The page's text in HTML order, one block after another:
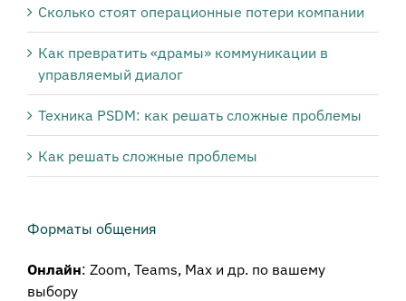
Сколько стоят операционные потери компании
Как превратить «драмы» коммуникации в
управляемый диалог
Техника PSDM: как решать сложные проблемы
Как решать сложные проблемы
Форматы общения
Онлайн: Zoom, Teams, Max и др. по вашему
выбору